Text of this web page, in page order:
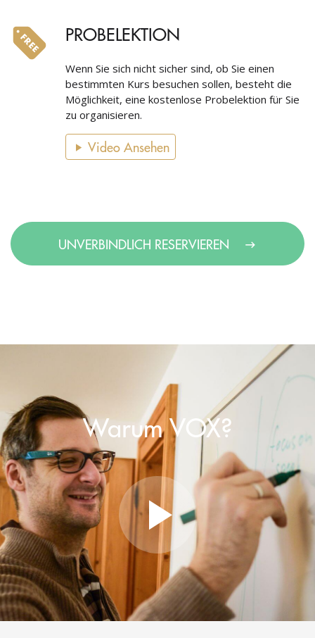
PROBELEKTION
Wenn Sie sich nicht sicher sind, ob Sie einen
bestimmten Kurs besuchen sollen, besteht die
Möglichkeit, eine kostenlose Probelektion für Sie
zu organisieren.
Video Ansehen
UNVERBINDLICH RESERVIEREN
Warum VOX?